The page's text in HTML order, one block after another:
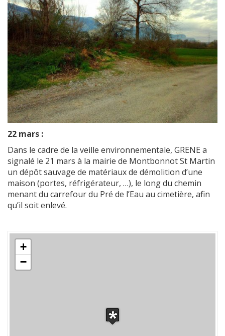
22 mars :
Dans le cadre de la veille environnementale, GRENE a
signalé le 21 mars à la mairie de Montbonnot St Martin
un dépôt sauvage de matériaux de démolition d’une
maison (portes, réfrigérateur, …), le long du chemin
menant du carrefour du Pré de l’Eau au cimetière, afin
qu’il soit enlevé.
+
−